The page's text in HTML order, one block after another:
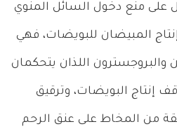
منع دخول السائل المنوي
المبيضان للبويضات، فهي
والبروجسترون اللذان يتحكمان
إنتاج البويضات، وترقيق
من المخاط على عنق الرحم